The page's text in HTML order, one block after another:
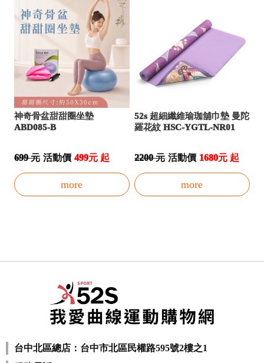
神奇骨盆甜甜圈坐墊
ABD085-B
699 元 活動價 499元 起
more
52s 超細纖維瑜珈舖巾墊 曼陀
羅花紋 HSC-YGTL-NR01
2200 元 活動價 1680元 起
more
台中北區總店：台中市北區民權路595號2樓之1